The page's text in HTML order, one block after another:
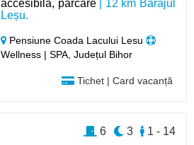
accesibilă, parcare| 12 km Barajul
Leșu.
Pensiune Coada Lacului Lesu
Wellness | SPA, Județul Bihor
Tichet | Card vacanță
1 - 14
3
6